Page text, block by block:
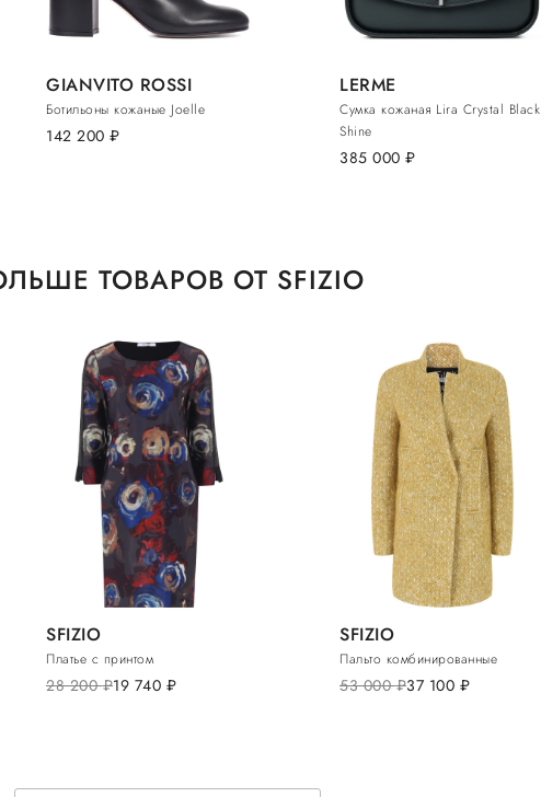
GIANVITO ROSSI
Ботильоны кожаные Joelle
142 200 руб.
LERME
Сумка кожаная Lira Crystal Black
Shine
385 000 руб.
ТОВАРОВ ОТ SFIZIO
SFIZIO
Платье с принтом
28 200руб.19 740 руб.
SFIZIO
Пальто комбинированные
53 000руб.37 100 руб.